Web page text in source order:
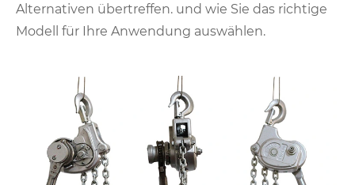
Alternativen übertreffen. und wie Sie das richtige
Modell für Ihre Anwendung auswählen.